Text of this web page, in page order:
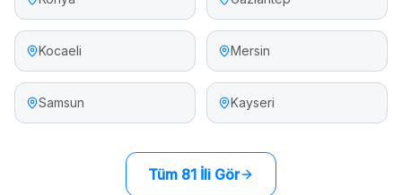
Kocaeli Mersin
Samsun Kayseri
Tüm 81 İli Gör